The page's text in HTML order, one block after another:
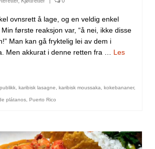
ovnsrett å lage, og en veldig enkel
første reaksjon var, “å nei, ikke disse
Man kan gå fryktelig lei av dem i
Men akkurat i denne retten fra … Les
karibisk lasagne karibisk moussaka kokebananer,
plátanos Puerto Rico